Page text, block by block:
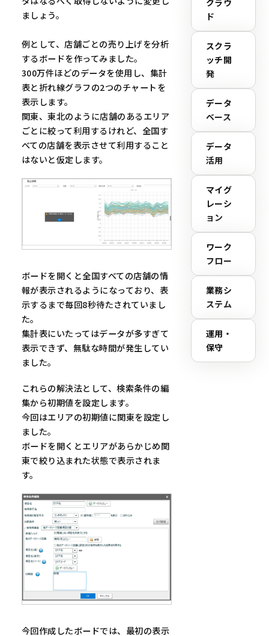
ましょう。
例として、店舗ごとの売り上げを分析
するボードを作ってみました。
300万件ほどのデータを使用し、集計
表と折れ線グラフの2つのチャートを
表示します。
関東、東北のように店舗のあるエリア
ごとに絞って利用するけれど、全国す
べての店舗を表示させて利用すること
はないと仮定します。
ボードを開くと全国すべての店舗の情
報が表示されるようになっており、表
示するまで毎回8秒待たされていまし
た。
集計表にいたってはデータが多すぎて
表示できず、無駄な時間が発生してい
ました。
これらの解決法として、検索条件の編
集から初期値を設定します。
今回はエリアの初期値に関東を設定し
ました。
ボードを開くとエリアがあらかじめ関
東で絞り込まれた状態で表示されま
す。
今回作成したボードでは、最初の表示
クラウ
ド
スクラ
ッチ開
発
データ
ベース
データ
活用
マイグ
レーシ
ョン
ワーク
フロー
業務シ
ステム
運用・
保守